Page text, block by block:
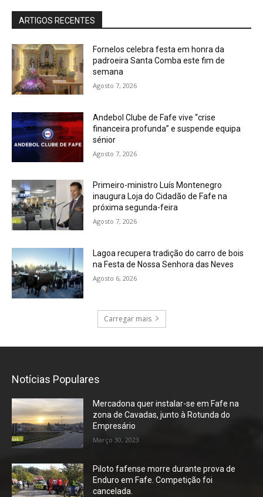
ARTIGOS RECENTES
Fornelos celebra festa em honra da
padroeira Santa Comba este fim de
semana
Agosto 7, 2026
Andebol Clube de Fafe vive “crise
financeira profunda” e suspende equipa
sénior
Agosto 7, 2026
Primeiro-ministro Luís Montenegro
inaugura Loja do Cidadão de Fafe na
próxima segunda-feira
Agosto 7, 2026
Lagoa recupera tradição do carro de bois
na Festa de Nossa Senhora das Neves
Agosto 6, 2026
Carregar mais
Notícias Populares
Mercadona quer instalar-se em Fafe na
zona de Cavadas, junto à Rotunda do
Empresário
Março 30, 2023
Piloto fafense morre durante prova de
Enduro em Fafe. Competição foi
cancelada.